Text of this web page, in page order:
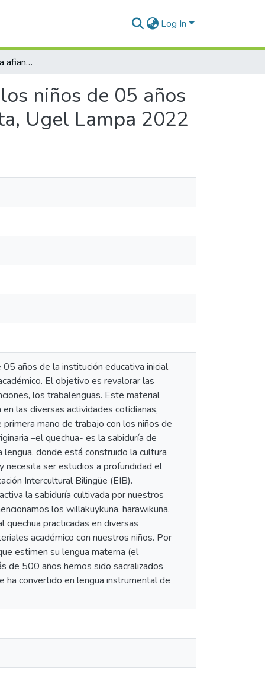
Log In
Saberes andinos para afianzar la expresión oral de los niños de 05 años de la Institución Educativa Inicial N° 364 Pias Huayta, Ugel Lampa 2022
niños de 05 años
Ugel Lampa 2022
años de la institución educativa inicial
El objetivo es revalorar las
los trabalenguas. Este material
las diversas actividades cotidianas,
mano de trabajo con los niños de
–el quechua- es la sabiduría de
donde está construido la cultura
necesita ser estudios a profundidad el
Intercultural Bilingüe (EIB).
la sabiduría cultivada por nuestros
los willakuykuna, harawikuna,
quechua practicadas en diversas
académico con nuestros niños. Por
estimen su lengua materna (el
de 500 años hemos sido sacralizados
ha convertido en lengua instrumental de